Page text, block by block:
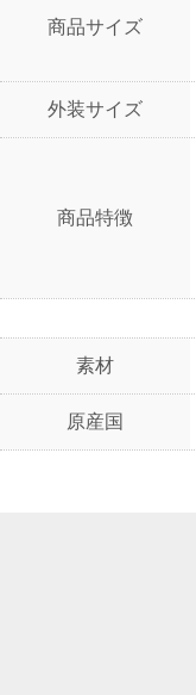
商品サイズ
外装サイズ
商品特徴
素材
原産国